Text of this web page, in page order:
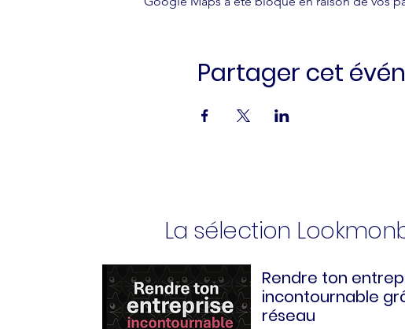
Partager cet
La sélection
Rendre ton
incontournable
réseau